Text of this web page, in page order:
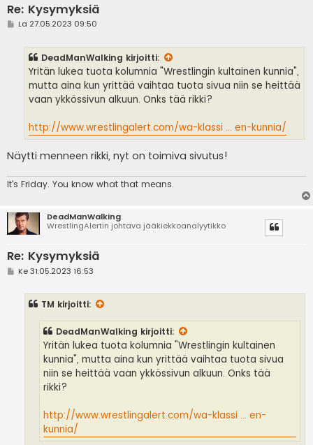
Re: Kysymyksiä
VLa 27.05.2023 09:50
DeadManWalking kirjoitti:
Yritän lukea tuota kolumnia "Wrestlingin kultainen kunnia",
mutta aina kun yrittää vaihtaa tuota sivua niin se heittää
vaan ykkössivun alkuun. Onks tää rikki?
http://www.wrestlingalert.com/wa-klassi ... en-kunnia/
Näytti menneen rikki, nyt on toimiva sivutus!
It's Friday. You know what that means.
DeadManWalking
WrestlingAlertin johtava jääkiekkoanalyytikko
Re: Kysymyksiä
VKe 31.05.2023 16:53
TM kirjoitti:
DeadManWalking kirjoitti:
Yritän lukea tuota kolumnia "Wrestlingin kultainen
kunnia", mutta aina kun yrittää vaihtaa tuota sivua
niin se heittää vaan ykkössivun alkuun. Onks tää
rikki?
http://www.wrestlingalert.com/wa-klassi ... en-
kunnia/